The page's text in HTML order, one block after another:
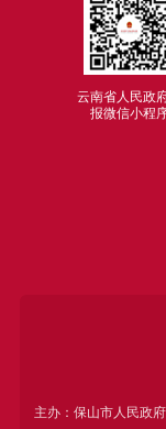
云南省人民政
报微信小程
主办：保山市人民政